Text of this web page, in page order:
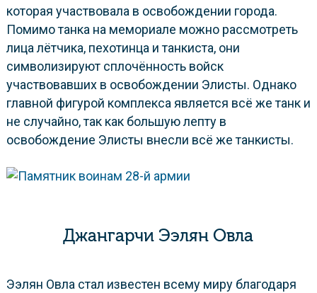
которая участвовала в освобождении города.
Помимо танка на мемориале можно рассмотреть
лица лётчика, пехотинца и танкиста, они
символизируют сплочённость войск
участвовавших в освобождении Элисты. Однако
главной фигурой комплекса является всё же танк и
не случайно, так как большую лепту в
освобождение Элисты внесли всё же танкисты.
Джангарчи Ээлян Овла
Ээлян Овла стал известен всему миру благодаря